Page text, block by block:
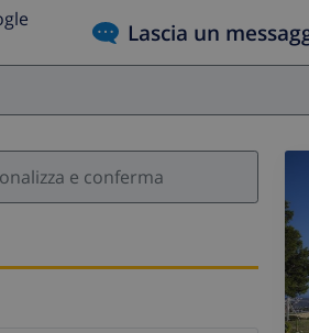
Lascia un
e conferma